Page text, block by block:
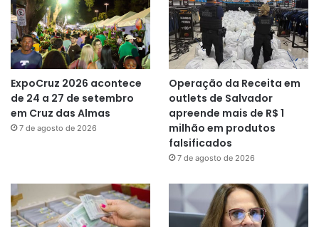
ExpoCruz 2026 acontece
de 24 a 27 de setembro
em Cruz das Almas
7 de agosto de 2026
Operação da Receita em
outlets de Salvador
apreende mais de R$ 1
milhão em produtos
falsificados
7 de agosto de 2026